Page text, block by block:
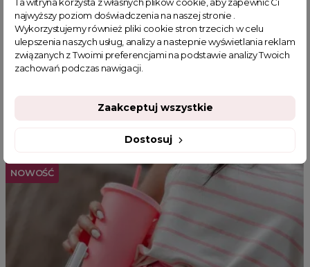
modne torebki damskie
malutka torebka
najnowsze torebki damskie
Handbag
MOGĄ CI SIĘ SPODOBAĆ
NOWOŚĆ
najwyższy poziom doświadczenia na naszej stronie .
Wykorzystujemy również pliki cookie stron trzecich w celu
ulepszenia naszych usług, analizy a nastepnie wyświetlania reklam
związanych z Twoimi preferencjami na podstawie analizy Twoich
zachowań podczas nawigacji.
Dostosuj
Zaakceptuj wszystkie